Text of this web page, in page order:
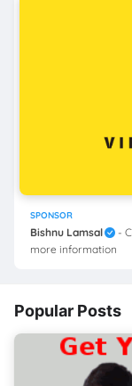
SPONSOR
Bishnu Lamsal
-
more information
Popular Posts